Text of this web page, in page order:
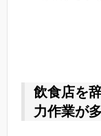
飲食店を
力作業が